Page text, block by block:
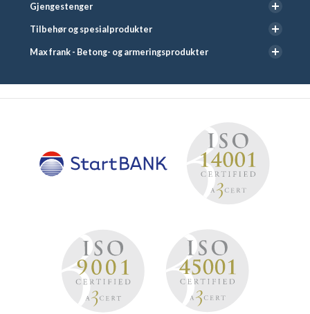
Gjengestenger
Tilbehør og spesialprodukter
Max frank - Betong- og armeringsprodukter